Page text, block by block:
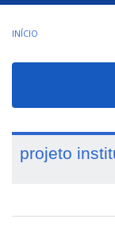
INÍCIO
projeto